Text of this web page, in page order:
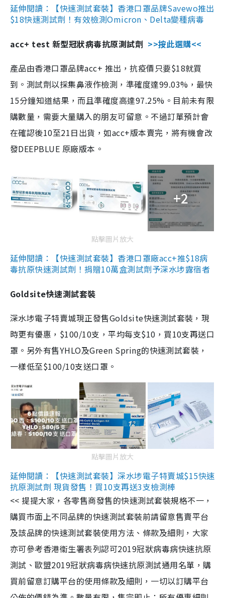
延伸閱讀：【快速測試套裝】香港口罩品牌Savewo推出
$18快速測試劑！有效檢測Omicron、Delta變種病毒
acc+ test 新型冠狀病毒抗原測試劑 >>按此選購<<
產品由香港口罩品牌acc+ 推出，抗疫價只要$18就買
到。測試劑以採集鼻液作檢測，準確度達99.03%，最快
15分鐘知道結果，而且準確度高達97.25%。目前未有限
購數量，需要大量購入的朋友可留意。不過訂單預計會
在確認後10至21日出貨，如acc+版本賣完，將有機會改
發DEEPBLUE 原廠版本。
+2
點擊圖片放大
延伸閱讀：【快速測試套裝】香港口罩廠acc+推$18病
毒抗原快速測試劑！捐贈10萬盒測試劑予深水埗露宿者
Goldsite快速測試套裝
深水埗電子特賣城現正發售Goldsite快速測試套裝，現
時更有優惠，$100/10支，平均每支$10，買10支再送口
罩。另外有售YHLO及Green Spring的快速測試套裝，
一樣低至$100/10支送口罩。
點擊圖片放大
延伸閱讀：【快速測試套裝】深水埗電子特賣城$15快速
抗原測試劑 現貨發售！買10支再送3支檢測棒
<< 提提大家，各零售商發售的快速測試套裝規格不一，
購買市面上不同品牌的快速測試套裝前請留意售賣平台
及該品牌的快速測試套裝使用方法、條款及細則，大家
亦可參考香港衞生署表列認可2019冠狀病毒病快速抗原
測試、歐盟2019冠狀病毒病快速抗原測試通用名單，購
買前留意訂購平台的使用條款及細則，一切以訂購平台